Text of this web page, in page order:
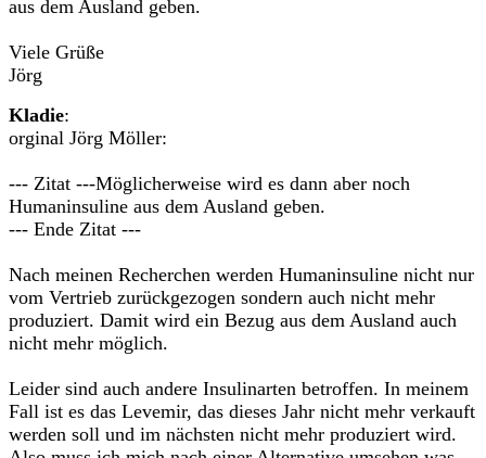
aus dem Ausland geben.
Viele Grüße
Jörg
Kladie:
orginal Jörg Möller:
--- Zitat ---Möglicherweise wird es dann aber noch
Humaninsuline aus dem Ausland geben.
--- Ende Zitat ---
Nach meinen Recherchen werden Humaninsuline nicht nur
vom Vertrieb zurückgezogen sondern auch nicht mehr
produziert. Damit wird ein Bezug aus dem Ausland auch
nicht mehr möglich.
Leider sind auch andere Insulinarten betroffen. In meinem
Fall ist es das Levemir, das dieses Jahr nicht mehr verkauft
werden soll und im nächsten nicht mehr produziert wird.